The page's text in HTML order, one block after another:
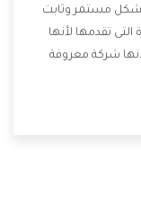
بشكل مستمر وثابت
تقدمها لأنها
شركة معروفة
على المستهلك